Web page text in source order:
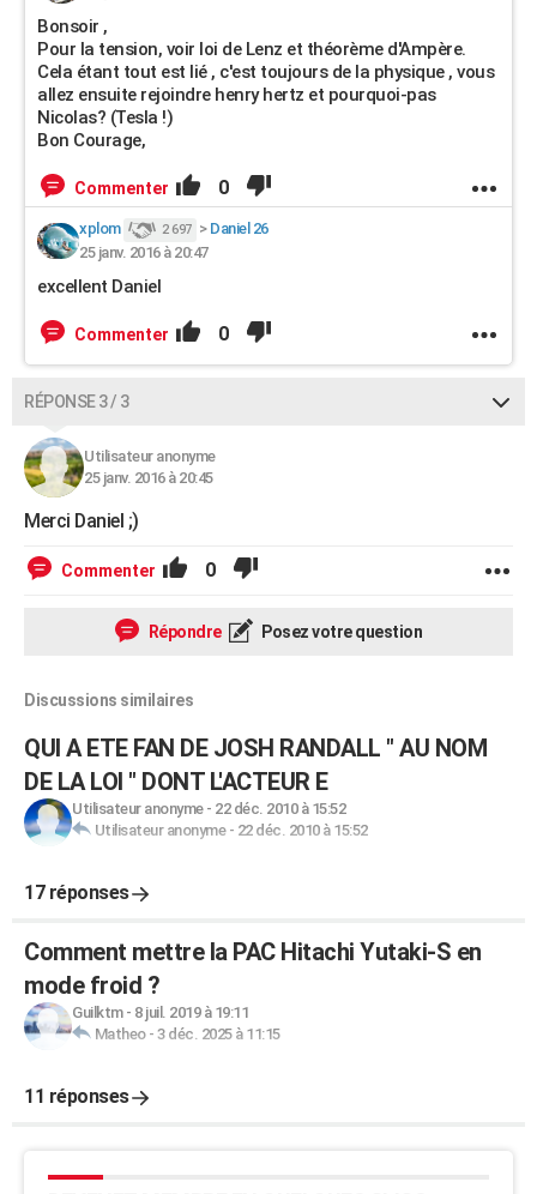
Bonsoir ,
Pour la tension, voir loi de Lenz et théorème d'Ampère.
Cela étant tout est lié , c'est toujours de la physique , vous
allez ensuite rejoindre henry hertz et pourquoi-pas
Nicolas? (Tesla !)
Bon Courage,
Commenter 0
xplom 2 697 > Daniel 26
25 janv. 2016 à 20:47
excellent Daniel
Commenter 0
RÉPONSE 3 / 3
Utilisateur anonyme
25 janv. 2016 à 20:45
Merci Daniel ;)
Commenter 0
Répondre Posez votre question
Discussions similaires
QUI A ETE FAN DE JOSH RANDALL " AU NOM
DE LA LOI " DONT L'ACTEUR E
Utilisateur anonyme- 22 déc. 2010 à 15:52
Utilisateur anonyme- 22 déc. 2010 à 15:52
17 réponses
Comment mettre la PAC Hitachi Yutaki-S en
mode froid ?
Guilktm- 8 juil. 2019 à 19:11
Matheo- 3 déc. 2025 à 11:15
11 réponses